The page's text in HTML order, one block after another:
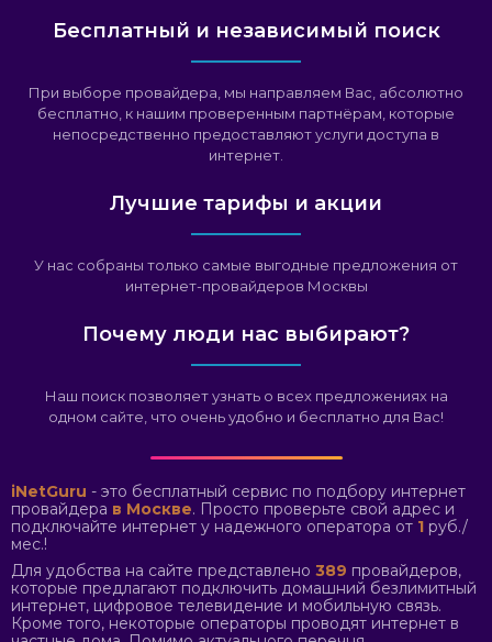
Бесплатный и независимый поиск
При выборе провайдера, мы направляем Вас, абсолютно
бесплатно, к нашим проверенным партнёрам, которые
непосредственно предоставляют услуги доступа в
интернет.
Лучшие тарифы и акции
У нас собраны только самые выгодные предложения от
интернет-провайдеров Москвы
Почему люди нас выбирают?
Наш поиск позволяет узнать о всех предложениях на
одном сайте, что очень удобно и бесплатно для Вас!
iNetGuru - это бесплатный сервис по подбору интернет
провайдера в Москве. Просто проверьте свой адрес и
подключайте интернет у надежного оператора от 1 руб./
мес.!
Для удобства на сайте представлено 389 провайдеров,
которые предлагают подключить домашний безлимитный
интернет, цифровое телевидение и мобильную связь.
Кроме того, некоторые операторы проводят интернет в